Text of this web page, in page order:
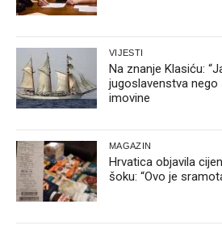
VIJESTI
Na znanje Klasiću:
jugoslavenstva nego
imovine
MAGAZIN
Hrvatica objavila
šoku: “Ovo je